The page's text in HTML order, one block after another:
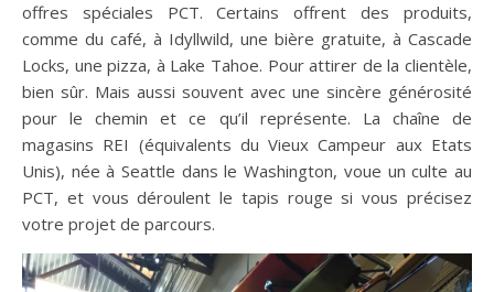
offres spéciales PCT. Certains offrent des produits,
comme du café, à Idyllwild, une bière gratuite, à Cascade
Locks, une pizza, à Lake Tahoe. Pour attirer de la clientèle,
bien sûr. Mais aussi souvent avec une sincère générosité
pour le chemin et ce qu’il représente. La chaîne de
magasins REI (équivalents du Vieux Campeur aux Etats
Unis), née à Seattle dans le Washington, voue un culte au
PCT, et vous déroulent le tapis rouge si vous précisez
votre projet de parcours.